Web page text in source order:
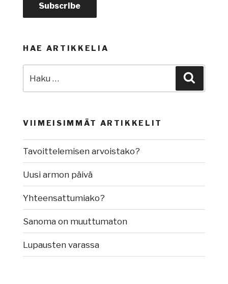
HAE ARTIKKELIA
VIIMEISIMMÄT ARTIKKELIT
Tavoittelemisen arvoistako?
Uusi armon päivä
Yhteensattumiako?
Sanoma on muuttumaton
Lupausten varassa